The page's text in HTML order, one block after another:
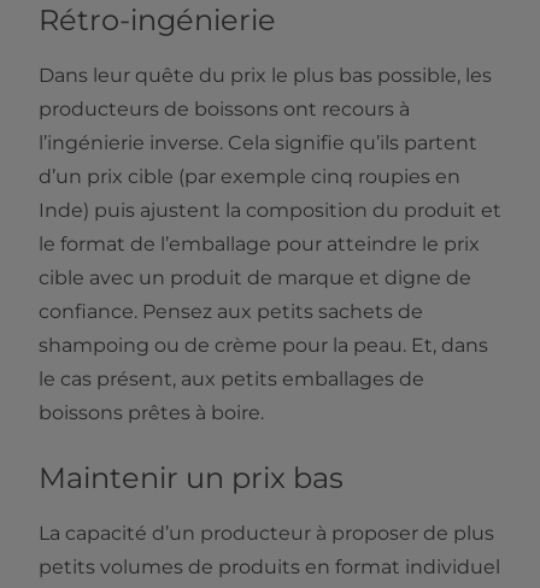
Rétro-ingénierie
Dans leur quête du prix le plus bas possible, les
producteurs de boissons ont recours à
l’ingénierie inverse. Cela signifie qu’ils partent
d’un prix cible (par exemple cinq roupies en
Inde) puis ajustent la composition du produit et
le format de l’emballage pour atteindre le prix
cible avec un produit de marque et digne de
confiance. Pensez aux petits sachets de
shampoing ou de crème pour la peau. Et, dans
le cas présent, aux petits emballages de
boissons prêtes à boire.
Maintenir un prix bas
La capacité d’un producteur à proposer de plus
petits volumes de produits en format individuel